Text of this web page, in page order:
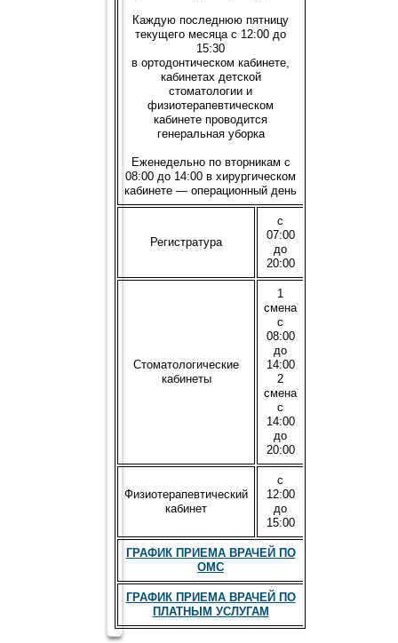
Каждую последнюю пятницу
текущего месяца с 12:00 до
15:30
в ортодонтическом кабинете,
кабинетах детской
стоматологии и
физиотерапевтическом
кабинете проводится
генеральная уборка
Еженедельно по вторникам с
08:00 до 14:00 в хирургическом
кабинете — операционный день
Регистратура
с
07:00
до
20:00
Стоматологические
кабинеты
1
смена
с
08:00
до
14:00
2
смена
с
14:00
до
20:00
Физиотерапевтический
кабинет
с
12:00
до
15:00
ГРАФИК ПРИЕМА ВРАЧЕЙ ПО
ОМС
ГРАФИК ПРИЕМА ВРАЧЕЙ ПО
ПЛАТНЫМ УСЛУГАМ